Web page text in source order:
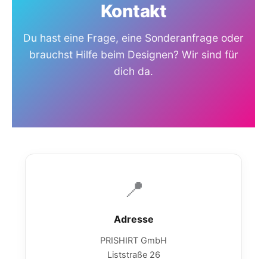
Kontakt
Du hast eine Frage, eine Sonderanfrage oder
brauchst Hilfe beim Designen? Wir sind für
dich da.
📍
Adresse
PRISHIRT GmbH
Liststraße 26